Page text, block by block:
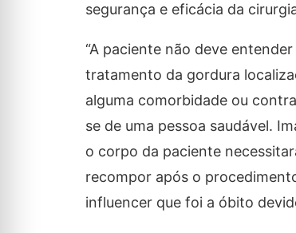
segurança e eficácia da
“A paciente não deve
tratamento da gordura
alguma comorbidade ou
se de uma pessoa saudável.
o corpo da paciente
recompor após o
influencer que foi a óbito